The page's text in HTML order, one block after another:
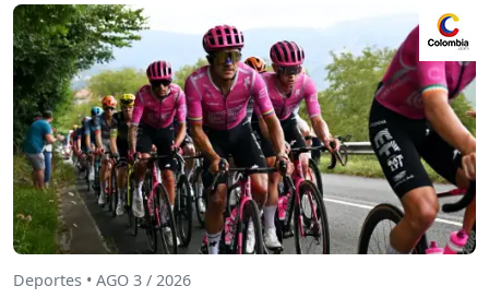
Deportes • AGO 3 / 2026